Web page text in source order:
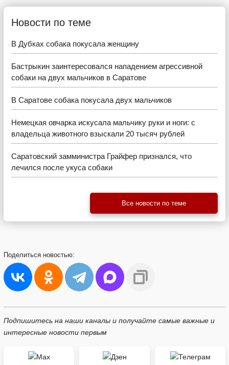
Новости по теме
В Дубках собака покусала женщину
Бастрыкин заинтересовался нападением агрессивной
собаки на двух мальчиков в Саратове
В Саратове собака покусала двух мальчиков
Немецкая овчарка искусала мальчику руки и ноги: с
владельца животного взыскали 20 тысяч рублей
Саратовский замминистра Грайфер признался, что
лечился после укуса собаки
Все новости по теме
Поделиться новостью:
Подпишитесь на наши каналы и получайте самые важные и
интересные новости первым